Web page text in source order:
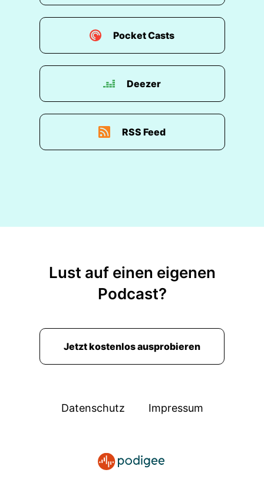
Pocket Casts
Deezer
RSS Feed
Lust auf einen eigenen
Podcast?
Jetzt kostenlos ausprobieren
Datenschutz Impressum